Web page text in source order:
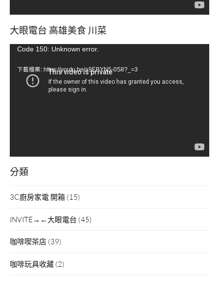
大眼電台 高雄美食 川菜
視Code 150: Unknown error.
下載檔案: https://youtu.be/a9EBYN5-0S8?_=3
分類
3C廚房家電 開箱 (15)
INVITE→←大眼電台 (45)
咖啡喫茶店 (39)
咖啡玩具收藏 (2)